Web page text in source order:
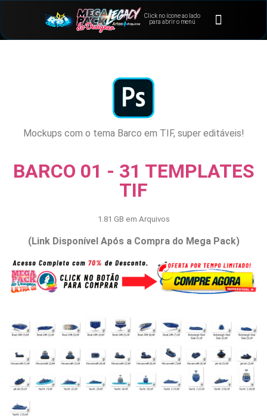
Click no ícone ao lado
para abrir o menú
Mockups com o tema Barco em TIF, super editáveis!
BARCO 01 - 31 TEMPLATES
TIF
1.81 GB em Arquivos
(Link Disponível Após a Compra do Mega Pack)